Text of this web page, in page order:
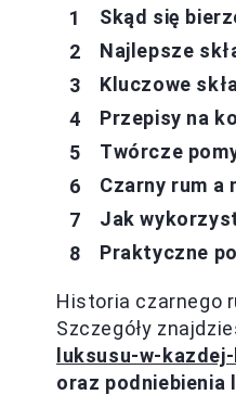
Skąd się
Najlepsze
Kluczowe
Przepisy na
Twórcze
Czarny rum
Jak
Praktyczne
Historia czarnego
Szczegóły
luksusu-w-
oraz podniebienia